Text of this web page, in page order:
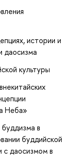
истории и
даосизма
культуры
Неба»
в
буддийской
с даосизмом в